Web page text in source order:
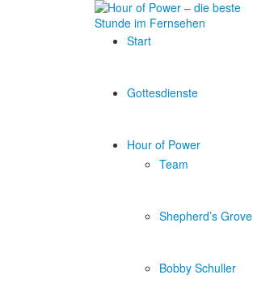
Start
Gottesdienste
Hour of Power
Team
Shepherd’s Grove
Bobby Schuller